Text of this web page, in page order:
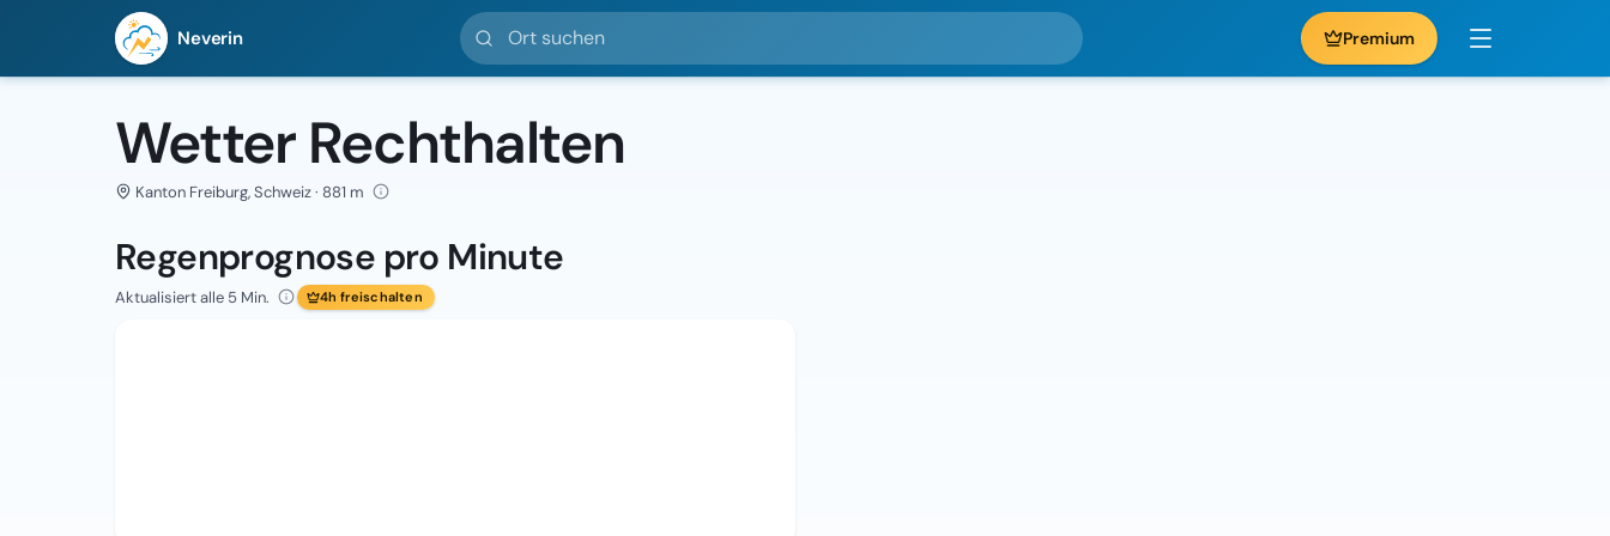
Neverin
Ort suchen
Premium
Wetter Rechthalten
Kanton Freiburg, Schweiz · 881 m
Regenprognose pro Minute
Aktualisiert alle 5 Min. 4h freischalten